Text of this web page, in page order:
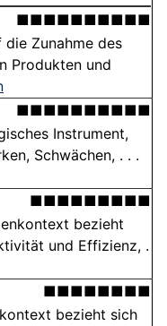
■■■■■■■■■■
Zunahme des
Produkten und
■■■■■■■■■■
Instrument,
Schwächen, . . .
■■■■■■■■■
bezieht
und Effizienz, .
■■■■■■■■
bezieht sich